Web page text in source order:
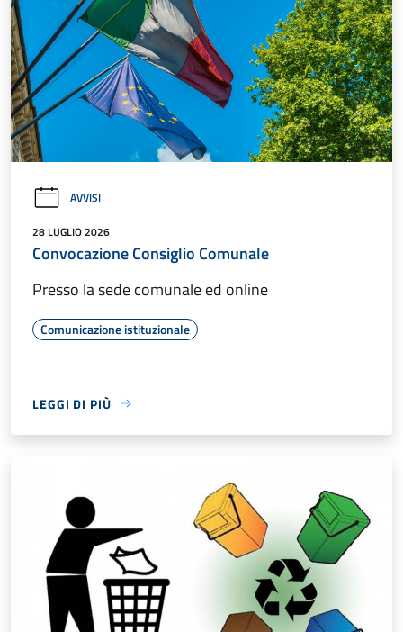
AVVISI
28 LUGLIO 2026
Convocazione Consiglio Comunale
Presso la sede comunale ed online
Comunicazione istituzionale
LEGGI DI PIÙ